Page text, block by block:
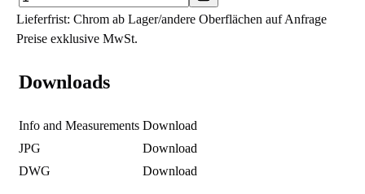
Lieferfrist: Chrom ab Lager/andere Oberflächen auf Anfrage
Preise exklusive MwSt.
Downloads
Info and Measurements Download
JPG
Download
DWG
Download